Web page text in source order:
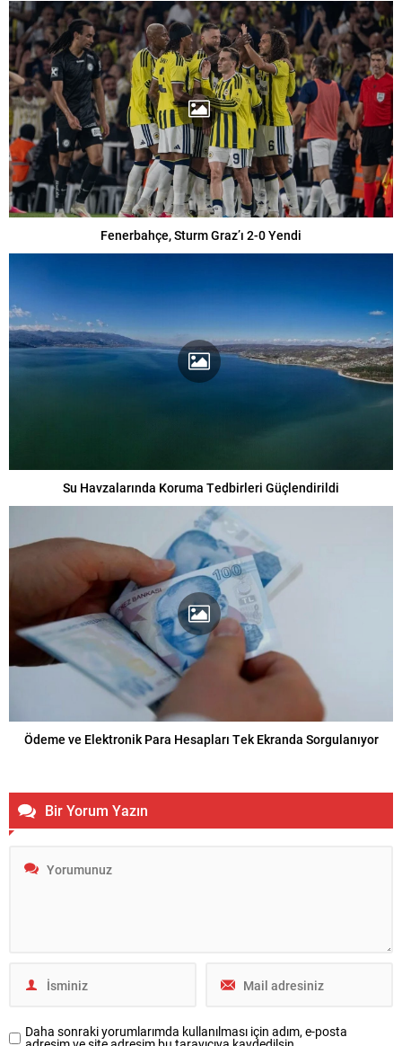
Fenerbahçe, Sturm Graz’ı 2-0 Yendi
Su Havzalarında Koruma Tedbirleri Güçlendirildi
Ödeme ve Elektronik Para Hesapları Tek Ekranda Sorgulanıyor
Bir Yorum Yazın
Daha sonraki yorumlarımda kullanılması için adım, e-posta